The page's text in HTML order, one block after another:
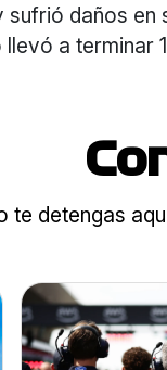
sufrió daños en
llevó a terminar
te detengas